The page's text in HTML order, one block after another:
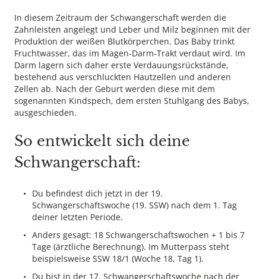
In diesem Zeitraum der Schwangerschaft werden die
Zahnleisten angelegt und Leber und Milz beginnen mit der
Produktion der weißen Blutkörperchen. Das Baby trinkt
Fruchtwasser, das im Magen-Darm-Trakt verdaut wird. Im
Darm lagern sich daher erste Verdauungsrückstände,
bestehend aus verschluckten Hautzellen und anderen
Zellen ab. Nach der Geburt werden diese mit dem
sogenannten Kindspech, dem ersten Stuhlgang des Babys,
ausgeschieden.
So entwickelt sich deine
Schwangerschaft:
Du befindest dich jetzt in der 19.
Schwangerschaftswoche (19. SSW) nach dem 1. Tag
deiner letzten Periode.
Anders gesagt: 18 Schwangerschaftswochen + 1 bis 7
Tage (ärztliche Berechnung). Im Mutterpass steht
beispielsweise SSW 18/1 (Woche 18, Tag 1).
Du bist in der 17. Schwangerschaftswoche nach der